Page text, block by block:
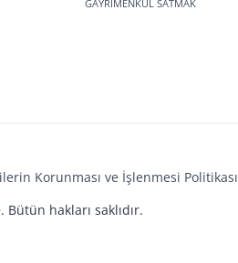
GAYRİMENKUL SATMAK
Korunması ve İşlenmesi Politikası
. Bütün hakları saklıdır.